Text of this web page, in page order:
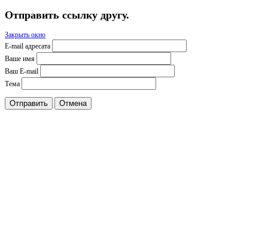
Отправить ссылку другу.
Закрыть окно
E-mail адресата
Ваше имя
Ваш E-mail
Тема
Отправить Отмена